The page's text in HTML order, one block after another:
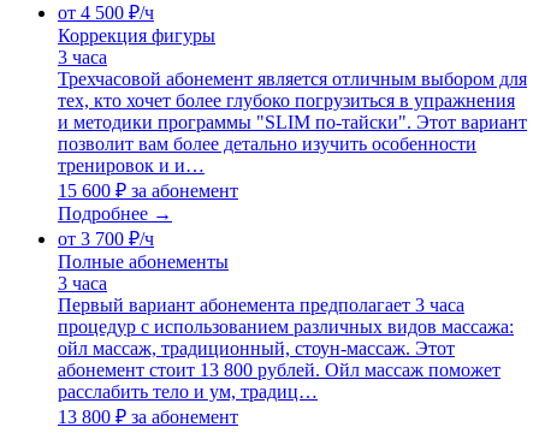
от 4 500 ₽/ч
Коррекция фигуры
3 часа
Трехчасовой абонемент является отличным выбором для
тех, кто хочет более глубоко погрузиться в упражнения
и методики программы "SLIM по-тайски". Этот вариант
позволит вам более детально изучить особенности
тренировок и и…
15 600 ₽ за абонемент
Подробнее →
от 3 700 ₽/ч
Полные абонементы
3 часа
Первый вариант абонемента предполагает 3 часа
процедур с использованием различных видов массажа:
ойл массаж, традиционный, стоун-массаж. Этот
абонемент стоит 13 800 рублей. Ойл массаж поможет
расслабить тело и ум, традиц…
13 800 ₽ за абонемент